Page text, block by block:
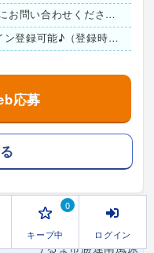
給与前払いの相談OK♪ 気軽にお問い合わせください！
【来社不要】電話・オンライン登録可能♪（登録時は履歴書不要）
応募
うるま市勝連南風原
キープ中
0
ログイン